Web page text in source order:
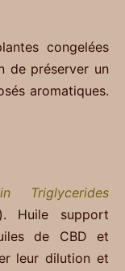
congelées
de préserver un
aromatiques.
Triglycerides
Huile support
de CBD et
leur dilution et